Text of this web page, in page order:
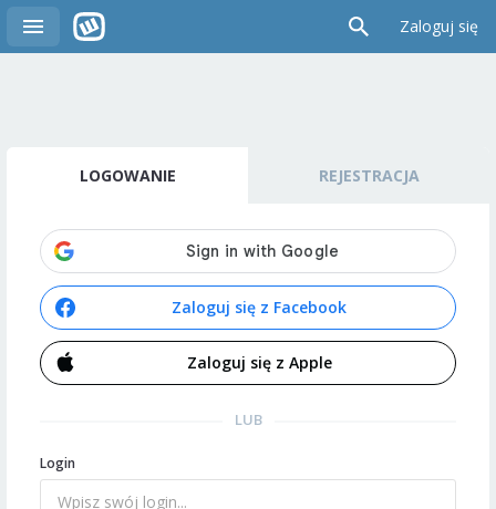
Zaloguj się
LOGOWANIE REJESTRACJA
Zaloguj się z Facebook
Zaloguj się z Apple
LUB
Login